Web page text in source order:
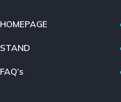
HOMEPAGE
STAND
FAQ’s